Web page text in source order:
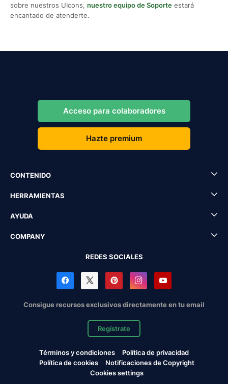
sobre nuestros UIcons, nuestro equipo de Soporte estará
encantado de atenderte.
Acceso para colaboradores
Hazte premium
CONTENIDO
HERRAMIENTAS
AYUDA
COMPANY
REDES SOCIALES
Consigue recursos exclusivos directamente en tu email
Regístrate
Términos y condiciones
Política de privacidad
Política de cookies
Notificaciones de Copyright
Cookies settings